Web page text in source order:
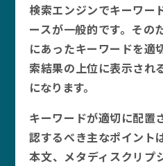
検索エンジンでキーワー
ースが一般的です。その
にあったキーワードを適
索結果の上位に表示され
になります。
キーワードが適切に配置
認するべき主なポイント
本文、メタディスクリプ